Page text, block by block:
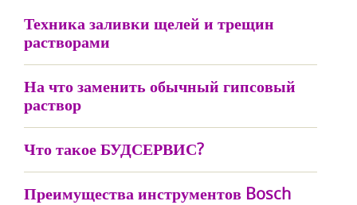
Техника заливки щелей и трещин
растворами
На что заменить обычный гипсовый
раствор
Что такое БУДСЕРВИС?
Преимущества инструментов Bosch